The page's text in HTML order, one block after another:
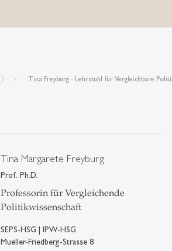
Tina Freyburg - Lehrstuhl für Vergleichbare
Tina Margarete Freyburg
Prof. Ph.D.
Professorin für Vergleichende
Politikwissenschaft
SEPS-HSG | IPW-HSG
Mueller-Friedberg-Strasse 8